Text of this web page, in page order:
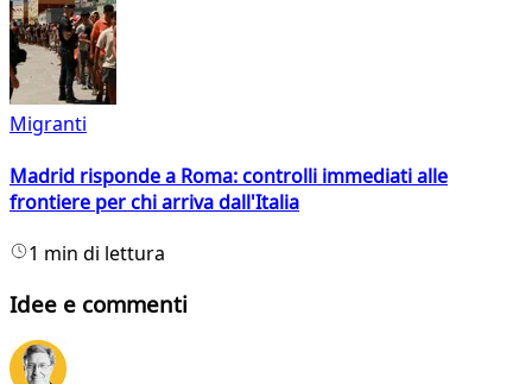
Migranti
Madrid risponde a Roma: controlli immediati alle
frontiere per chi arriva dall'Italia
1 min di lettura
Idee e commenti